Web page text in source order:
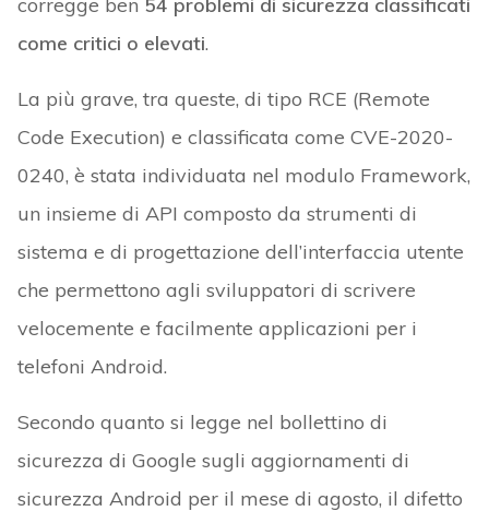
come critici o elevati.
La più grave, tra queste, di tipo RCE (Remote
Code Execution) e classificata come CVE-2020-
0240, è stata individuata nel modulo Framework,
un insieme di API composto da strumenti di
sistema e di progettazione dell’interfaccia utente
che permettono agli sviluppatori di scrivere
velocemente e facilmente applicazioni per i
telefoni Android.
Secondo quanto si legge nel bollettino di
sicurezza di Google sugli aggiornamenti di
sicurezza Android per il mese di agosto, il difetto